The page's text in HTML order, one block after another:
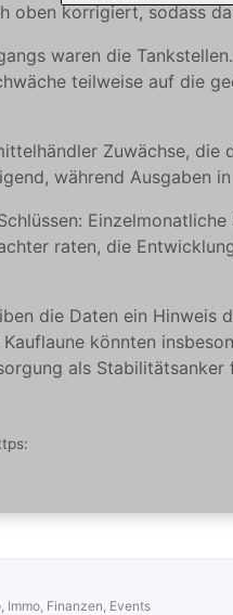
oben korrigiert, sodass
waren die
teilweise auf die
Zuwächse,
während Ausgaben
raten, die
die Daten ein Hinweis
könnten
als Stabilitätsanker
Immo, Finanzen, Events